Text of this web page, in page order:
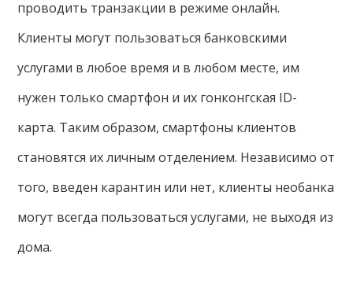
проводить транзакции в режиме онлайн.
Клиенты могут пользоваться банковскими
услугами в любое время и в любом месте, им
нужен только смартфон и их гонконгская ID-
карта. Таким образом, смартфоны клиентов
становятся их личным отделением. Независимо от
того, введен карантин или нет, клиенты необанка
могут всегда пользоваться услугами, не выходя из
дома.